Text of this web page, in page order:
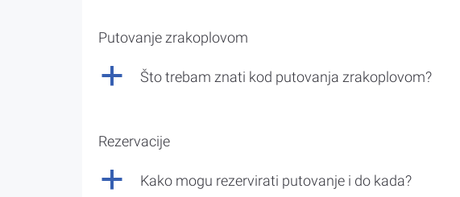
Putovanje zrakoplovom
a Što trebam znati kod putovanja zrakoplovom?
Rezervacije
a Kako mogu rezervirati putovanje i do kada?